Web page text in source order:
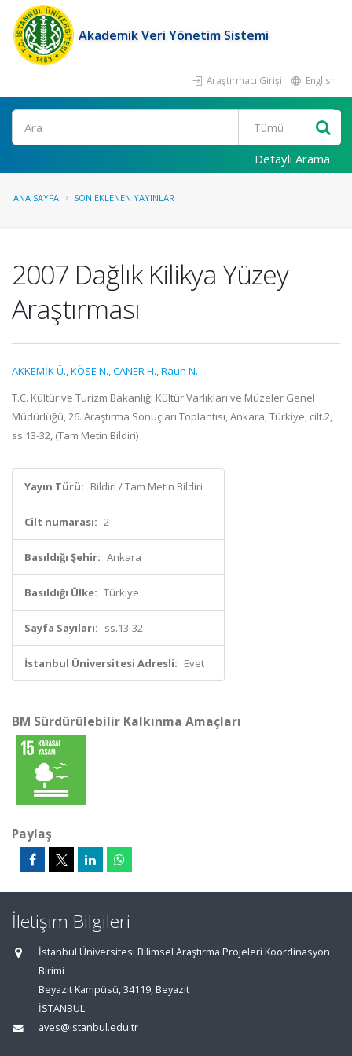
Akademik Veri Yönetim Sistemi
Araştırmacı Girişi English
Ara
Detaylı Arama
ANA SAYFA SON EKLENEN YAYINLAR
2007 Dağlık Kilikya Yüzey
Araştırması
AKKEMİK Ü.,KÖSE N.,CANER H.,Rauh N.
T.C. Kültür ve Turizm Bakanlığı Kültür Varlıkları ve Müzeler Genel
Müdürlüğü, 26. Araştırma Sonuçları Toplantısı, Ankara, Türkiye, cilt.2,
ss.13-32, (Tam Metin Bildiri)
Yayın Türü: Bildiri / Tam Metin Bildiri
Cilt numarası: 2
Basıldığı Şehir: Ankara
Basıldığı Ülke: Türkiye
Sayfa Sayıları: ss.13-32
İstanbul Üniversitesi Adresli: Evet
BM Sürdürülebilir Kalkınma Amaçları
Paylaş
İletişim Bilgileri
İstanbul Üniversitesi Bilimsel Araştırma Projeleri Koordinasyon
Birimi
Beyazıt Kampüsü, 34119, Beyazıt
İSTANBUL
aves@istanbul.edu.tr